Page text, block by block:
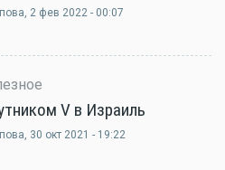
, 2 фев 2022 - 00:07
V в Израиль
, 30 окт 2021 - 19:22